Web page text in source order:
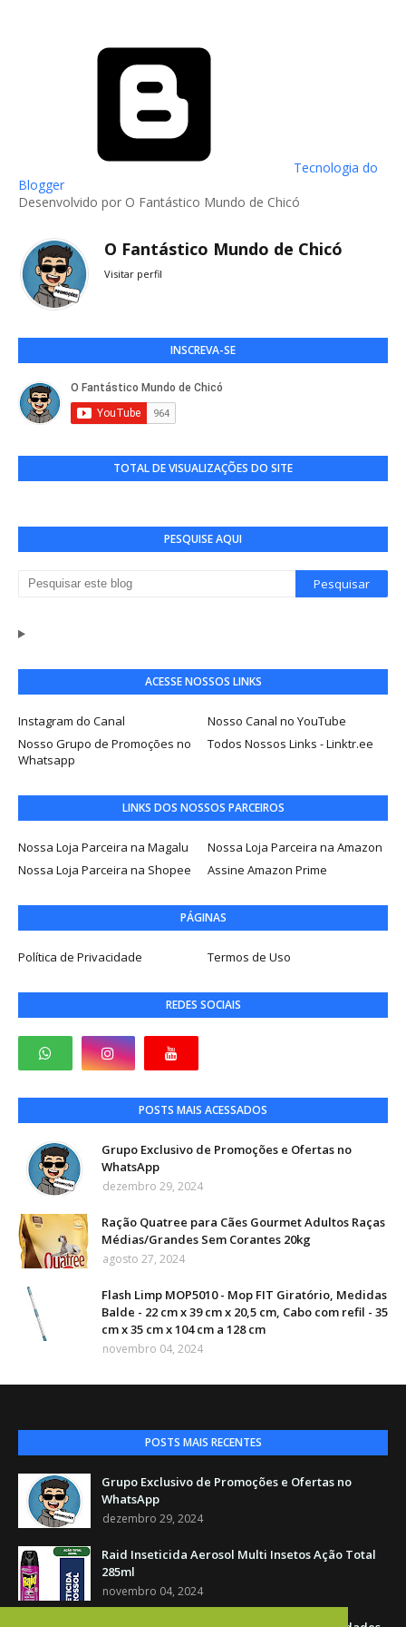
Tecnologia do
Blogger
Desenvolvido por O Fantástico Mundo de Chicó
O Fantástico Mundo de Chicó
Visitar perfil
INSCREVA-SE
TOTAL DE VISUALIZAÇÕES DO SITE
PESQUISE AQUI
ACESSE NOSSOS LINKS
Instagram do Canal
Nosso Canal no YouTube
Nosso Grupo de Promoções no
Whatsapp
Todos Nossos Links - Linktr.ee
LINKS DOS NOSSOS PARCEIROS
Nossa Loja Parceira na Magalu
Nossa Loja Parceira na Amazon
Nossa Loja Parceira na Shopee
Assine Amazon Prime
PÁGINAS
Política de Privacidade Termos de Uso
REDES SOCIAIS
POSTS MAIS ACESSADOS
Grupo Exclusivo de Promoções e Ofertas no
WhatsApp
dezembro 29, 2024
Ração Quatree para Cães Gourmet Adultos Raças
Médias/Grandes Sem Corantes 20kg
agosto 27, 2024
Flash Limp MOP5010 - Mop FIT Giratório, Medidas
Balde - 22 cm x 39 cm x 20,5 cm, Cabo com refil - 35
cm x 35 cm x 104 cm a 128 cm
novembro 04, 2024
POSTS MAIS RECENTES
Grupo Exclusivo de Promoções e Ofertas no
WhatsApp
dezembro 29, 2024
Raid Inseticida Aerosol Multi Insetos Ação Total
285ml
novembro 04, 2024